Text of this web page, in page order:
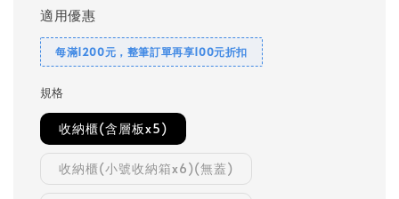
適用優惠
每滿1200元，整筆訂單再享100元折扣
規格
收納櫃(含層板x5)
收納櫃(小號收納箱x6)(無蓋)